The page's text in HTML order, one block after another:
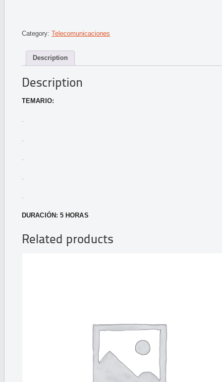
Category: Telecomunicaciones
Description
Description
TEMARIO:
.
.
.
DURACIÓN: 5 HORAS
Related products